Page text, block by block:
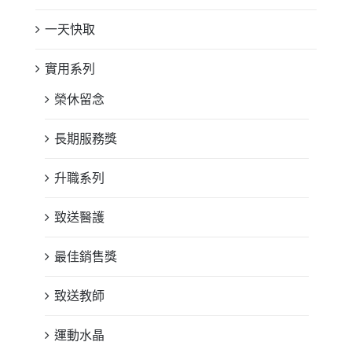
一天快取
實用系列
榮休留念
長期服務獎
升職系列
致送醫護
最佳銷售獎
致送教師
運動水晶